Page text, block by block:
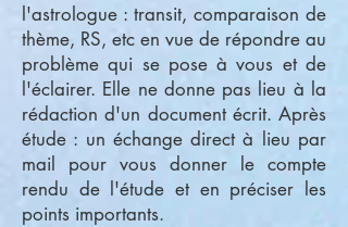
l'astrologue : transit, comparaison de
thème, RS, etc en vue de répondre au
problème qui se pose à vous et de
l'éclairer. Elle ne donne pas lieu à la
rédaction d'un document écrit. Après
étude : un échange direct à lieu par
mail pour vous donner le compte
rendu de l'étude et en préciser les
points importants.